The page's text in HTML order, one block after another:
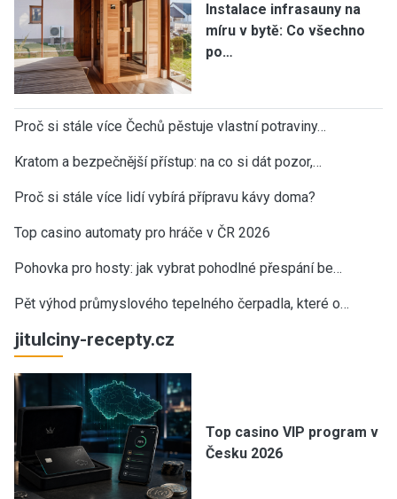
Instalace infrasauny na
míru v bytě: Co všechno
po…
Proč si stále více Čechů pěstuje vlastní potraviny…
Kratom a bezpečnější přístup: na co si dát pozor,…
Proč si stále více lidí vybírá přípravu kávy doma?
Top casino automaty pro hráče v ČR 2026
Pohovka pro hosty: jak vybrat pohodlné přespání be…
Pět výhod průmyslového tepelného čerpadla, které o…
jitulciny-recepty.cz
Top casino VIP program v
Česku 2026